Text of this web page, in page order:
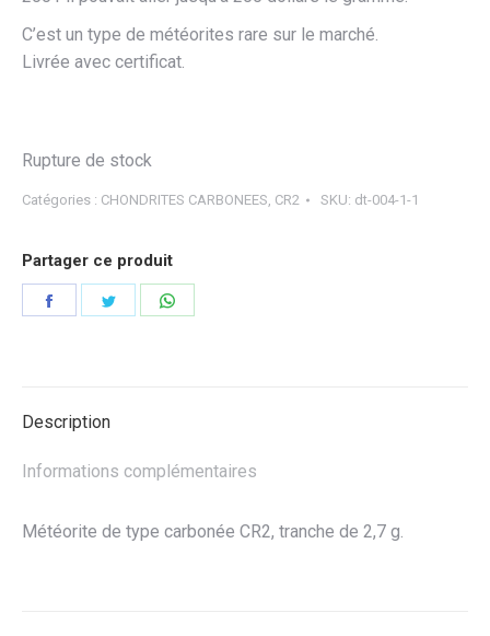
C’est un type de météorites rare sur le marché.
Livrée avec certificat.
Rupture de stock
Catégories : CHONDRITES CARBONEES CR2 SKU: dt-004-1-1
Partager ce produit
Partager Partager
Description
Informations complémentaires
Météorite de type carbonée CR2, tranche de 2,7 g.